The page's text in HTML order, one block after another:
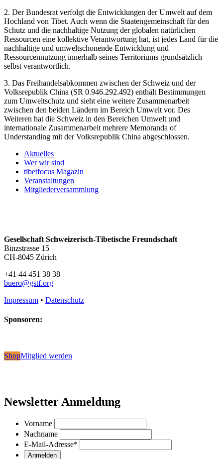
2. Der Bundesrat verfolgt die Entwicklungen der Umwelt auf dem
Hochland von Tibet. Auch wenn die Staatengemeinschaft für den
Schutz und die nachhaltige Nutzung der globalen natürlichen
Ressourcen eine kollektive Verantwortung hat, ist jedes Land für die
nachhaltige und umweltschonende Entwicklung und
Ressourcennutzung innerhalb seines Territoriums grundsätzlich
selbst verantwortlich.
3. Das Freihandelsabkommen zwischen der Schweiz und der
Volksrepublik China (SR 0.946.292.492) enthält Bestimmungen
zum Umweltschutz und sieht eine weitere Zusammenarbeit
zwischen den beiden Ländern im Bereich Umwelt vor. Des
Weiteren hat die Schweiz in den Bereichen Umwelt und
internationale Zusammenarbeit mehrere Memoranda of
Understanding mit der Volksrepublik China abgeschlossen.
Aktuelles
Wer wir sind
tibetfocus Magazin
Veranstaltungen
Mitgliederversammlung
Gesellschaft Schweizerisch-Tibetische Freundschaft
Binzstrasse 15
CH-8045 Zürich
+41 44 451 38 38
buero@gstf.org
Impressum • Datenschutz
Sponsoren:
ShopMitglied werden
Newsletter Anmeldung
Vorname
Nachname
E-Mail-Adresse*